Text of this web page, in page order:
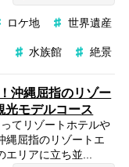
ロケ地 世界遺産
水族館 絶景
沖縄屈指のリゾー
光モデルコース
てリゾートホテルや
縄屈指のリゾートエ
エリアに立ち並...